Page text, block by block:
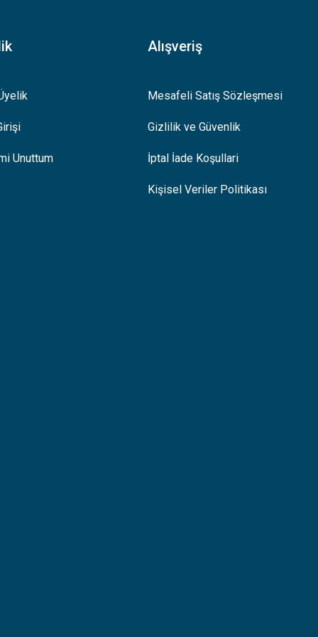
Unuttum
Alışveriş
Mesafeli Satış Sözleşmesi
Gizlilik ve Güvenlik
İptal İade Koşullari
Kişisel Veriler Politikası